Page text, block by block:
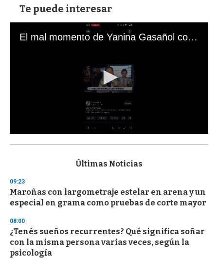
Te puede interesar
El mal momento de Yanina Gasañol con un hincha argentino en "Subrayado"
s
d
s
o
f
3
s
e
c
o
Últimas Noticias
09:23
Maroñas con largometraje estelar en arena y un
especial en grama como pruebas de corte mayor
08:00
¿Tenés sueños recurrentes? Qué significa soñar
con la misma persona varias veces, según la
psicología